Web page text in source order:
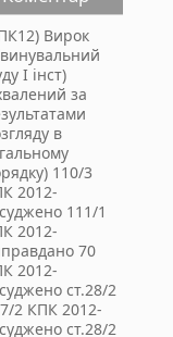
Вирок
І інст)
за
в
110/3
2012-
111/1
2012-
70
2012-
ст.28/2
2 КПК 2012-
ст.28/2